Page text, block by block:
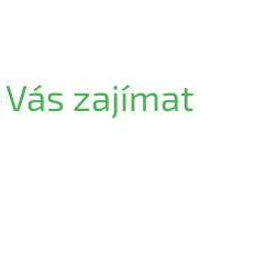
zajímat